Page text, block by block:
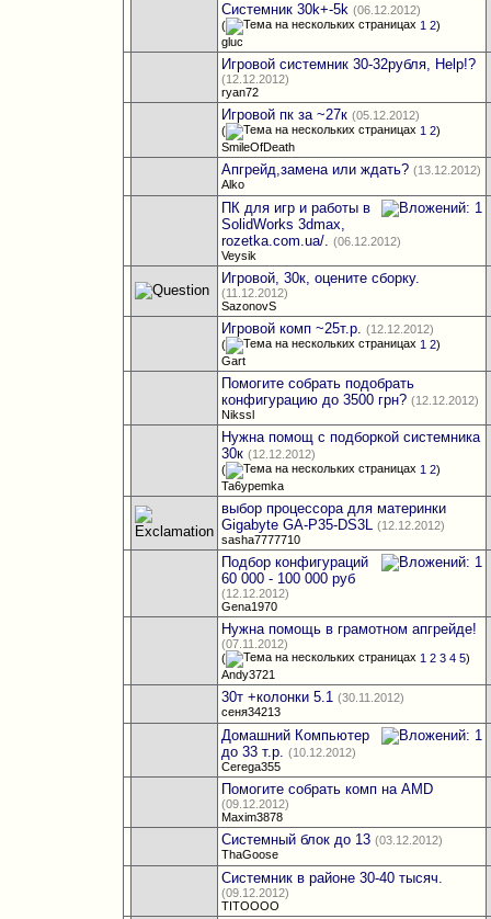
Системник 30k+-5k (06.12.2012)
(
1 2)
gluc
Игровой системник 30-32рубля, Help!?
(12.12.2012)
ryan72
Игровой пк за ~27к (05.12.2012)
(
1 2)
SmileOfDeath
Апгрейд,замена или ждать? (13.12.2012)
Alko
ПК для игр и работы в
SolidWorks 3dmax,
rozetka.com.ua/. (06.12.2012)
Veysik
Игровой, 30к, оцените сборку.
(11.12.2012)
SazonovS
Игровой комп ~25т.р. (12.12.2012)
(
1 2)
Gart
Помогите собрать подобрать
конфигурацию до 3500 грн? (12.12.2012)
Nikssl
Нужна помощ с подборкой системника
30к (12.12.2012)
(
1 2)
Ta6ypemka
выбор процессора для материнки
Gigabyte GA-P35-DS3L (12.12.2012)
sasha7777710
Подбор конфигураций
60 000 - 100 000 руб
(12.12.2012)
Gena1970
Нужна помощь в грамотном апгрейде!
(07.11.2012)
(
1 2 3 4 5)
Andy3721
30т +колонки 5.1 (30.11.2012)
сеня34213
Домашний Компьютер
до 33 т.р. (10.12.2012)
Cerega355
Помогите собрать комп на AMD
(09.12.2012)
Maxim3878
Системный блок до 13 (03.12.2012)
ThaGoose
Системник в районе 30-40 тысяч.
(09.12.2012)
TITOOOO